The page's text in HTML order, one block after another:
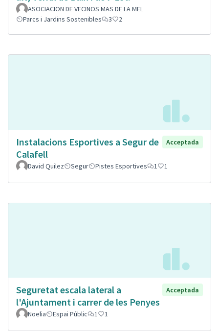
ASOCIACION DE VECINOS MAS DE LA MEL
Parcs i Jardins Sostenibles
3 2
Instalacions Esportives a Segur de
Calafell
Acceptada
David Quilez Segur Pistes Esportives 1 1
Seguretat escala lateral a
l'Ajuntament i carrer de les Penyes
Acceptada
Noelia Espai Públic 1 1